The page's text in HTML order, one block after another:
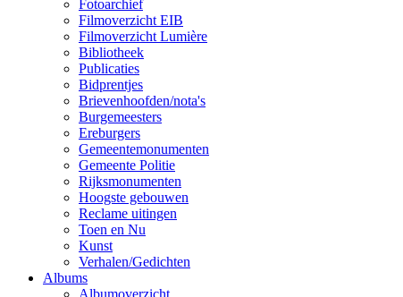
Fotoarchief
Filmoverzicht EIB
Filmoverzicht Lumière
Bibliotheek
Publicaties
Bidprentjes
Brievenhoofden/nota's
Burgemeesters
Ereburgers
Gemeentemonumenten
Gemeente Politie
Rijksmonumenten
Hoogste gebouwen
Reclame uitingen
Toen en Nu
Kunst
Verhalen/Gedichten
Albums
Albumoverzicht